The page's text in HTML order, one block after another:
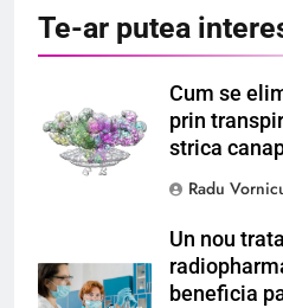
Te-ar putea
Cum se
prin
strica
Radu
Un nou
beneficia